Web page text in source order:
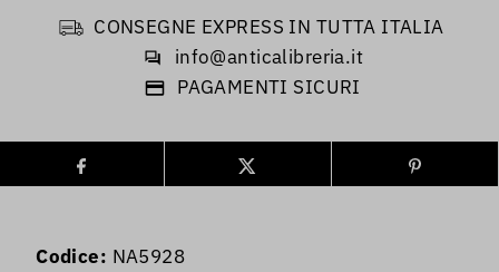
CONSEGNE EXPRESS IN TUTTA ITALIA
info@anticalibreria.it
PAGAMENTI SICURI
Codice: NA5928